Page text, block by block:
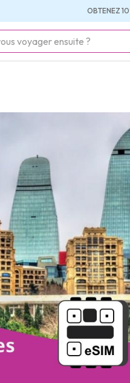
OBTENEZ